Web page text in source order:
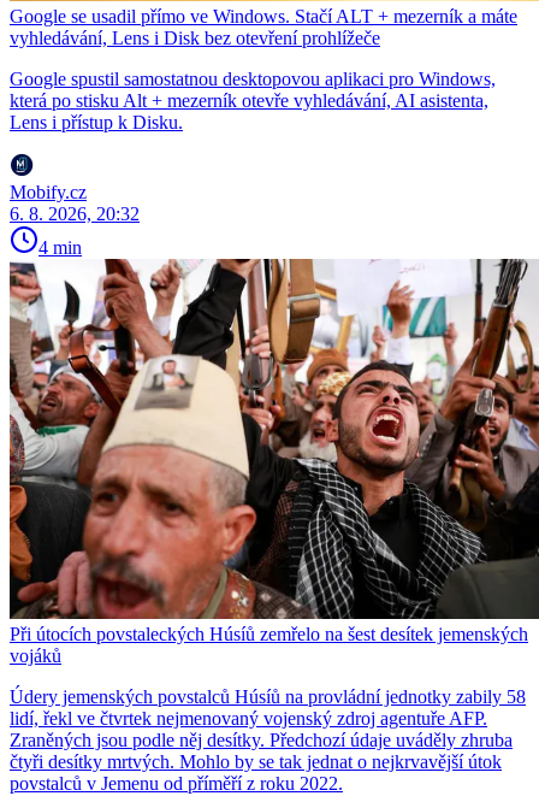
Google se usadil přímo ve Windows. Stačí ALT + mezerník a máte
vyhledávání, Lens i Disk bez otevření prohlížeče
Google spustil samostatnou desktopovou aplikaci pro Windows,
která po stisku Alt + mezerník otevře vyhledávání, AI asistenta,
Lens i přístup k Disku.
Mobify.cz
6. 8. 2026, 20:32
4 min
Při útocích povstaleckých Húsíů zemřelo na šest desítek jemenských
vojáků
Údery jemenských povstalců Húsíů na provládní jednotky zabily 58
lidí, řekl ve čtvrtek nejmenovaný vojenský zdroj agentuře AFP.
Zraněných jsou podle něj desítky. Předchozí údaje uváděly zhruba
čtyři desítky mrtvých. Mohlo by se tak jednat o nejkrvavější útok
povstalců v Jemenu od příměří z roku 2022.